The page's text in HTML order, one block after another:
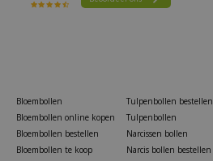
Bloembollen
Bloembollen online kopen
Bloembollen bestellen
Bloembollen te koop
Tulpenbollen bestellen
Tulpenbollen
Narcissen bollen
Narcis bollen bestellen